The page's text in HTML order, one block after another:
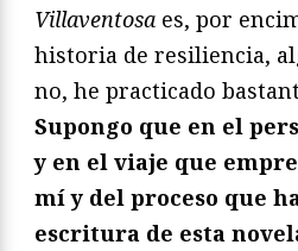
Villaventosa es, por
historia de resiliencia,
no, he practicado
Supongo que en el
y en el viaje que
mí y del proceso que
escritura de esta